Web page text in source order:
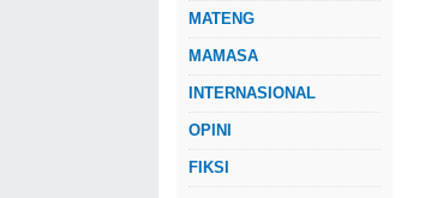
MATENG
MAMASA
INTERNASIONAL
OPINI
FIKSI